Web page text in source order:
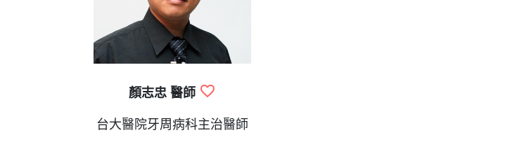
顏志忠 醫師
台大醫院牙周病科主治醫師